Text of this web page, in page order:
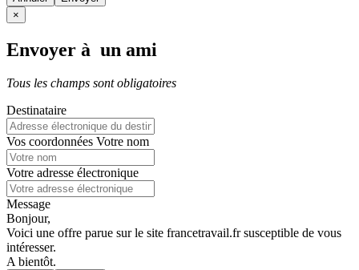
×
Envoyer à un ami
Tous les champs sont obligatoires
Destinataire
Vos coordonnées Votre nom
Votre adresse électronique
Message
Bonjour,
Voici une offre parue sur le site francetravail.fr susceptible de vous
intéresser.
A bientôt.